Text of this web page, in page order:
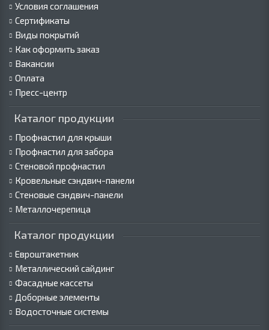
Условия соглашения
Сертификаты
Виды покрытий
Как оформить заказ
Вакансии
Оплата
Пресс-центр
Каталог продукции
Профнастил для крыши
Профнастил для забора
Стеновой профнастил
Кровельные сэндвич-панели
Стеновые сэндвич-панели
Металлочерепица
Каталог продукции
Евроштакетник
Металлический сайдинг
Фасадные кассеты
Доборные элементы
Водосточные системы